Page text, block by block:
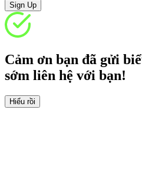
Sign Up
Cảm ơn bạn đã gửi
sớm liên hệ với bạn!
Hiểu rồi